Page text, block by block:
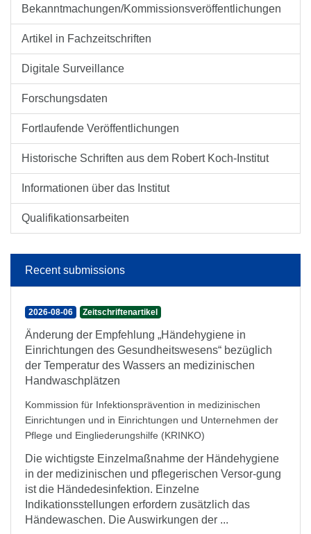
Bekanntmachungen/Kommissionsveröffentlichungen
Artikel in Fachzeitschriften
Digitale Surveillance
Forschungsdaten
Fortlaufende Veröffentlichungen
Historische Schriften aus dem Robert Koch-Institut
Informationen über das Institut
Qualifikationsarbeiten
Recent submissions
2026-08-06 Zeitschriftenartikel
Änderung der Empfehlung „Händehygiene in
Einrichtungen des Gesundheitswesens“ bezüglich
der Temperatur des Wassers an medizinischen
Handwaschplätzen
Kommission für Infektionsprävention in medizinischen
Einrichtungen und in Einrichtungen und Unternehmen der
Pflege und Eingliederungshilfe (KRINKO)
Die wichtigste Einzelmaßnahme der Händehygiene
in der medizinischen und pflegerischen Versor-gung
ist die Händedesinfektion. Einzelne
Indikationsstellungen erfordern zusätzlich das
Händewaschen. Die Auswirkungen der ...